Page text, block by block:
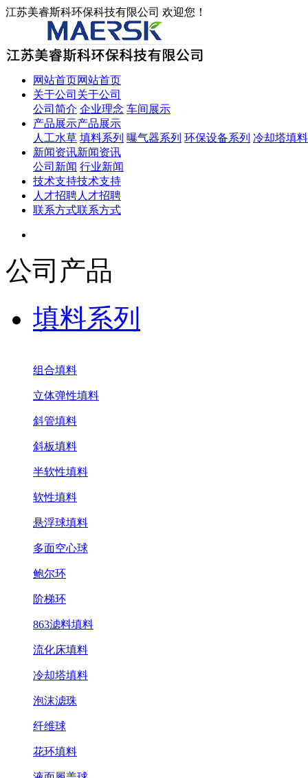
江苏美睿斯科环保科技有限公司 欢迎您！
网站首页网站首页
关于公司 关于公司
公司简介 企业理念 车间展示
产品展示产品展示
人工水草 填料系列 曝气器系列 环保设备系列 冷却塔填料
新闻资讯新闻资讯
公司新闻 行业新闻
技术支持技术支持
人才招聘人才招聘
联系方式联系方式
公司产品
填料系列
组合填料
立体弹性填料
斜管填料
斜板填料
半软性填料
软性填料
悬浮球填料
多面空心球
鲍尔环
阶梯环
863滤料填料
流化床填料
冷却塔填料
泡沫滤珠
纤维球
花环填料